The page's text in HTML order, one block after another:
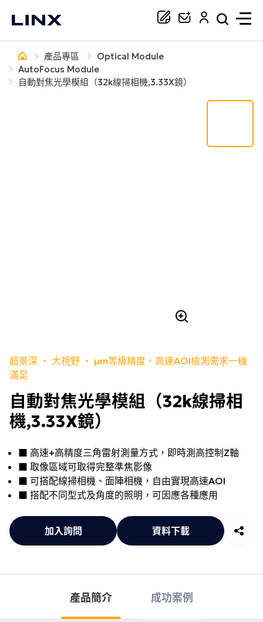
你正在尋找協助嗎？
搜尋
產品專區
Optical Module
AutoFocus Module
自動對焦光學模組（32k線掃相機,3.33X鏡）
超景深 ‧ 大視野 ‧ µm等級精度，高速AOI檢測需求一機
滿足
自動對焦光學模組（32k線掃相
機,3.33X鏡）
■ 高速+高精度三角雷射測量方式，即時測高控制Z軸
■ 取像區域可取得完整準焦影像
■ 可搭配線掃相機、面陣相機，自由實現高速AOI
■ 搭配不同型式及角度的照明，可因應各種應用
加入詢問 資料下載
產品簡介 成功案例